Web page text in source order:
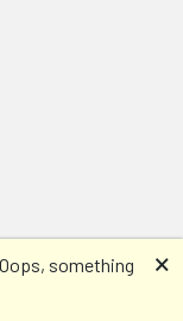
something
🗙